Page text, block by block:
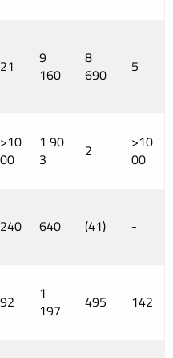
21
9
160
8
690
5
>10
00
1 90
3
2
>10
00
240 640 (41) -
92
1
197
495 142